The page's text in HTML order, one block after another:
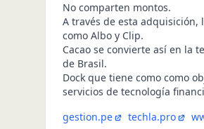
No comparten montos.
A través de esta
como Albo y Clip.
Cacao se convierte así en la
de Brasil.
Dock que tiene como como
servicios de tecnología
gestion.pe
techla.pro